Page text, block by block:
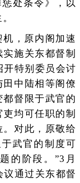
处条令》，以
，原内阁加速
施关东都督制
开特别委员会讨
中陆相等阁僚
督限于武官的
均可任职的制
对此，原敬给
武官的制度可
的阶段。”3月
议通过关东都督